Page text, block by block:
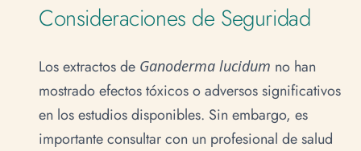
Consideraciones de Seguridad
Los extractos de Ganoderma lucidum no han
mostrado efectos tóxicos o adversos significativos
en los estudios disponibles. Sin embargo, es
importante consultar con un profesional de salud